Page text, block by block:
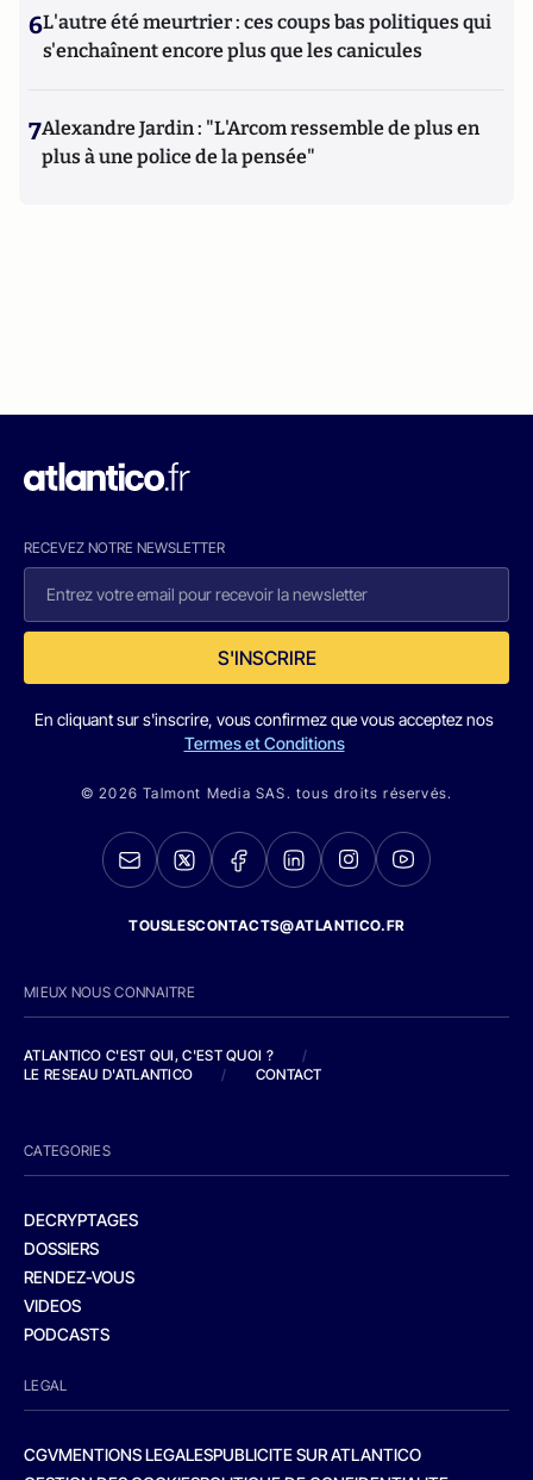
6L'autre été meurtrier : ces coups bas politiques qui
s'enchaînent encore plus que les canicules
7Alexandre Jardin : "L'Arcom ressemble de plus en
plus à une police de la pensée"
RECEVEZ NOTRE NEWSLETTER
S'INSCRIRE
En cliquant sur s'inscrire, vous confirmez que vous acceptez nos
Termes et Conditions
© 2026 Talmont Media SAS. tous droits réservés.
TOUSLESCONTACTS@ATLANTICO.FR
MIEUX NOUS CONNAITRE
ATLANTICO C'EST QUI, C'EST QUOI ?
/
LE RESEAU D'ATLANTICO
/ CONTACT
CATEGORIES
DECRYPTAGES
DOSSIERS
RENDEZ-VOUS
VIDEOS
PODCASTS
LEGAL
CGVMENTIONS LEGALESPUBLICITE SUR ATLANTICO